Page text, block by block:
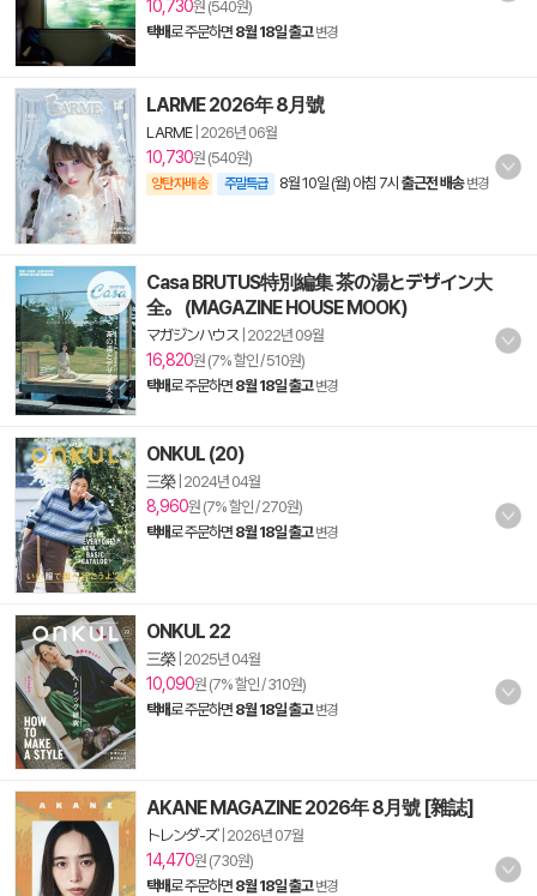
10,730원 (540원)
택배로 주문하면 8월 18일 출고 변경
LARME 2026年 8月號
LARME| 2026년 06월
10,730원 (540원)
양탄자배송 주말특급 8월 10일 (월) 아침 7시 출근전 배송 변경
Casa BRUTUS特別編集 茶の湯とデザイン大
全。 (MAGAZINE HOUSE MOOK)
マガジンハウス 2022년 09월
16,820원 (7% 할인 / 510원)
택배로 주문하면 8월 18일 출고 변경
ONKUL (20)
三榮| 2024년 04월
8,960원 (7% 할인 / 270원)
택배로 주문하면 8월 18일 출고 변경
ONKUL 22
三榮| 2025년 04월
10,090원 (7% 할인 / 310원)
택배로 주문하면 8월 18일 출고 변경
AKANE MAGAZINE 2026年 8月號 [雜誌]
トレンダ-ズ| 2026년 07월
14,470원 (730원)
택배로 주문하면 8월 18일 출고 변경